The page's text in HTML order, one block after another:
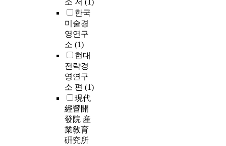
소 저 (1)
한국
미술경
영연구
소 (1)
현대
전략경
영연구
소 편 (1)
現代
經營開
發院 産
業敎育
硏究所